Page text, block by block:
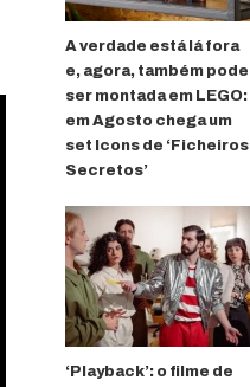
A verdade está lá fora
e, agora, também pode
ser montada em LEGO:
em Agosto chega um
set Icons de ‘Ficheiros
Secretos’
‘Playback’: o filme de